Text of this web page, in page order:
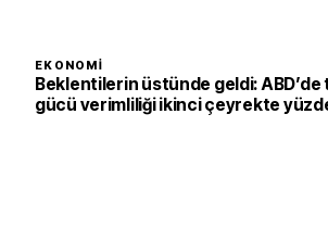
EKONOMI
Beklentilerin üstünde geldi: ABD’de
gücü verimliliği ikinci çeyrekte